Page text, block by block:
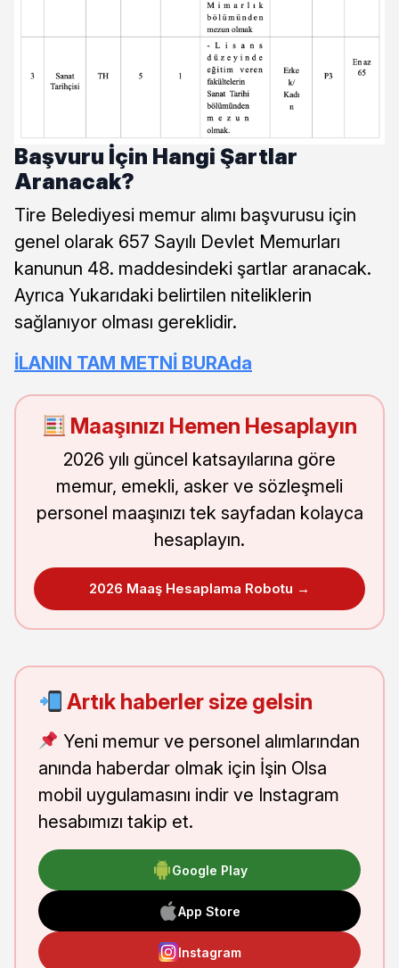
Başvuru İçin Hangi Şartlar
Aranacak?
Tire Belediyesi memur alımı başvurusu için
genel olarak 657 Sayılı Devlet Memurları
kanunun 48. maddesindeki şartlar aranacak.
Ayrıca Yukarıdaki belirtilen niteliklerin
sağlanıyor olması gereklidir.
İLANIN TAM METNİ BURAda
Maaşınızı Hemen Hesaplayın
2026 yılı güncel katsayılarına göre
memur, emekli, asker ve sözleşmeli
personel maaşınızı tek sayfadan kolayca
hesaplayın.
2026 Maaş Hesaplama Robotu →
Artık haberler size gelsin
Yeni memur ve personel alımlarından
anında haberdar olmak için İşin Olsa
mobil uygulamasını indir ve Instagram
hesabımızı takip et.
Google Play
App Store
Instagram